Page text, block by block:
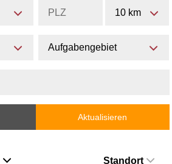
10 km
Aufgabengebiet
Aktualisieren
Standort